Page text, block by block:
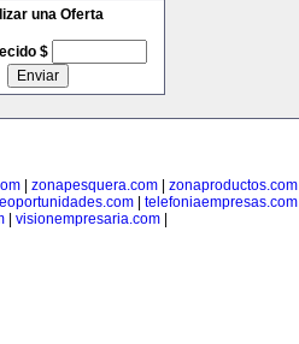
una Oferta
$
zonapesquera.com zonaproductos.com
telefoniaempresas.com
visionempresaria.com